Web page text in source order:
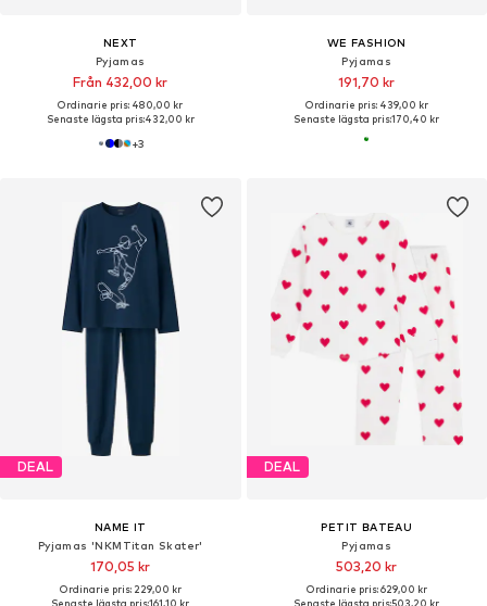
NEXT
Pyjamas
Från 432,00 kr
Ordinarie pris: 480,00 kr
Senaste lägsta pris:432,00 kr
+3
WE FASHION
Pyjamas
191,70 kr
Ordinarie pris: 439,00 kr
Senaste lägsta pris:170,40 kr
DEAL
NAME IT
Pyjamas 'NKMTitan Skater'
170,05 kr
Ordinarie pris: 229,00 kr
Senaste lägsta pris:161,10 kr
DEAL
PETIT BATEAU
Pyjamas
503,20 kr
Ordinarie pris: 629,00 kr
Senaste lägsta pris:503,20 kr